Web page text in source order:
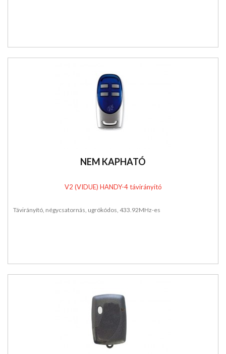
NEM KAPHATÓ
V2 (VIDUE) HANDY-4 távirányító
Távirányító, négycsatornás, ugrókódos, 433.92MHz-es